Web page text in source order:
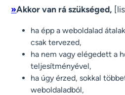
»Akkor van rá szükséged,
ha épp a weboldalad
csak tervezed,
ha nem vagy elégedett a
teljesítményével,
ha úgy érzed, sokkal
weboldaladból,